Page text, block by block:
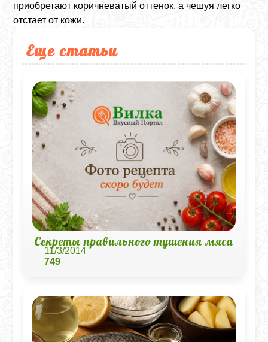
приобретают коричневатый оттенок, а чешуя легко
отстает от кожи.
Еще статьи
Секреты правильного тушения мяса
11/3/2014
749